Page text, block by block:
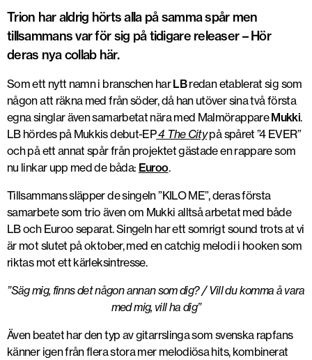
Trion har aldrig hörts alla på samma spår men
tillsammans var för sig på tidigare releaser – Hör
deras nya collab här.
Som ett nytt namn i branschen harLBredan etablerat sig som
någon att räkna med från söder, då han utöver sina två första
egna singlar även samarbetat nära med MalmörappareMukki.
LB hördes på Mukkis debut-EP4 The Citypå spåret ”4 EVER”
och på ett annat spår från projektet gästade en rappare som
nu linkar upp med de båda: Euroo.
Tillsammans släpper de singeln ”KILO ME”, deras första
samarbete som trio även om Mukki alltså arbetat med både
LB och Euroo separat. Singeln har ett somrigt sound trots at vi
är mot slutet på oktober, med en catchig melodi i hooken som
riktas mot ett kärleksintresse.
”Säg mig, finns det någon annan som dig? / Vill du komma å vara
med mig, vill ha dig”
Även beatet har den typ av gitarrslinga som svenska rapfans
känner igen från flera stora mer melodiösa hits, kombinerat